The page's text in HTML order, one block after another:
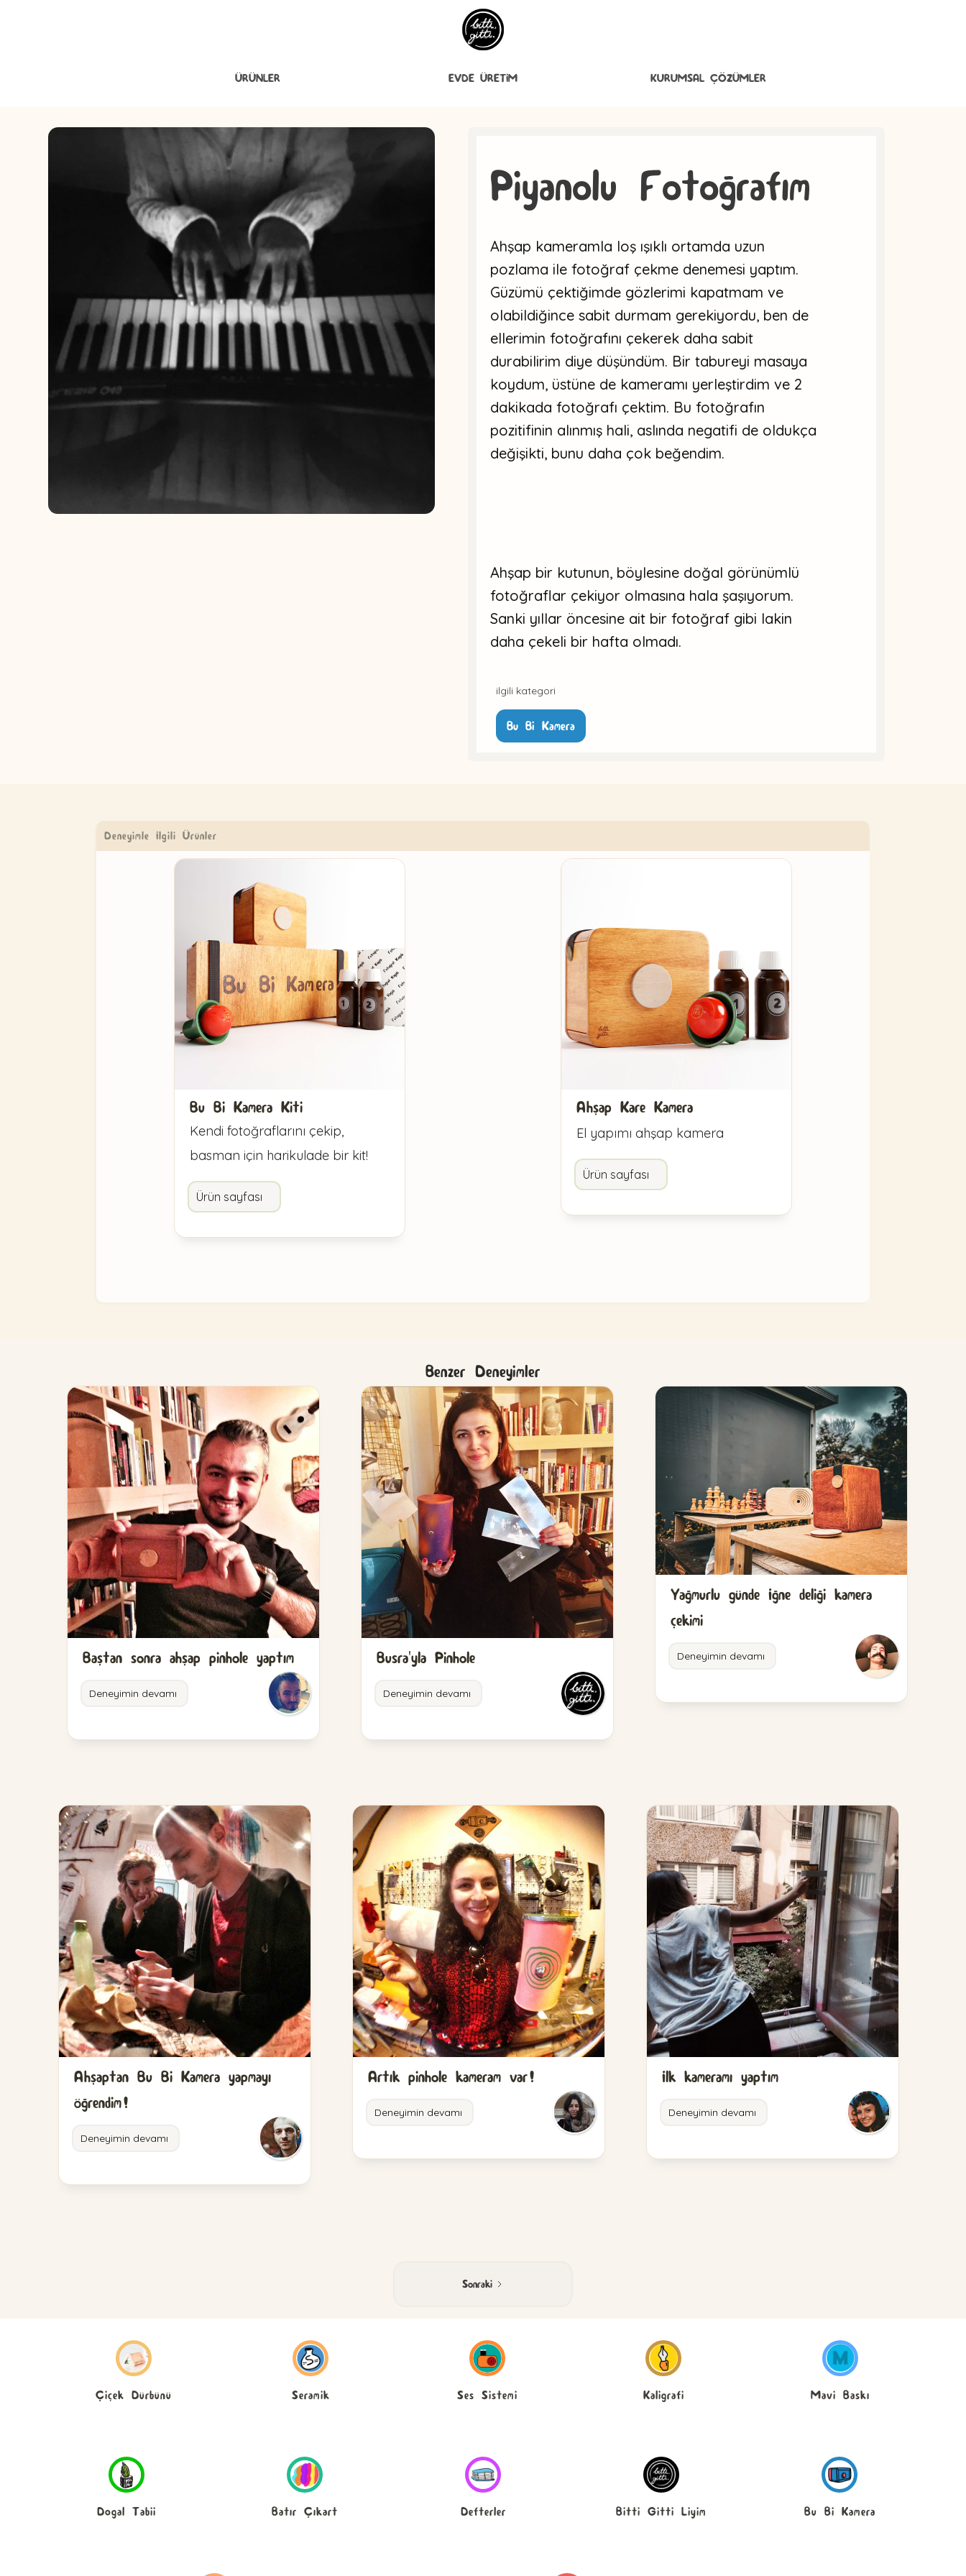
ÜRÜNLER EVDE ÜRETİM KURUMSAL ÇÖZÜMLER
Piyanolu Fotoğrafım
Ahşap kameramla loş ışıklı ortamda uzun
pozlama ile fotoğraf çekme denemesi yaptım.
Güzümü çektiğimde gözlerimi kapatmam ve
olabildiğince sabit durmam gerekiyordu, ben de
ellerimin fotoğrafını çekerek daha sabit
durabilirim diye düşündüm. Bir tabureyi masaya
koydum, üstüne de kameramı yerleştirdim ve 2
dakikada fotoğrafı çektim. Bu fotoğrafın
pozitifinin alınmış hali, aslında negatifi de oldukça
değişikti, bunu daha çok beğendim.
Ahşap bir kutunun, böylesine doğal görünümlü
fotoğraflar çekiyor olmasına hala şaşıyorum.
Sanki yıllar öncesine ait bir fotoğraf gibi lakin
daha çekeli bir hafta olmadı.
ilgili kategori
Bu Bi Kamera
Deneyimle İlgili Ürünler
Bu Bi Kamera Kiti
Kendi fotoğraflarını çekip,
basman için harikulade bir kit!
Ürün sayfası
Ahşap Kare Kamera
El yapımı ahşap kamera
Ürün sayfası
Benzer Deneyimler
Baştan sonra ahşap pinhole yaptım
Deneyimin devamı
Busra'yla Pinhole
Deneyimin devamı
Yağmurlu günde İğne deliği kamera
çekimi
Deneyimin devamı
Ahşaptan Bu Bi Kamera yapmayı
öğrendim!
Deneyimin devamı
Artık pinhole kameram var!
Deneyimin devamı
İlk kameramı yaptım
Deneyimin devamı
Sonraki
Çiçek Dürbünü Seramik Ses Sistemi Kaligrafi Mavi Baskı
Dogal Tabii Batır Çıkart Defterler Bitti Gitti Liyim Bu Bi Kamera